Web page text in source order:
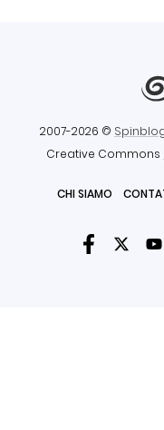
2007-2026 ©
Creative Commons
CHI SIAMO